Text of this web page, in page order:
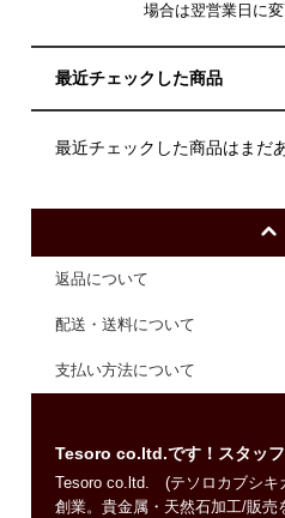
場合は翌営業日に変
最近チェックした商品
最近チェックした商品はまだ
返品について
配送・送料について
支払い方法について
Tesoro co.ltd.です！スタッ
Tesoro co.ltd. (テソロカブシキ
創業。貴金属・天然石加工/販売